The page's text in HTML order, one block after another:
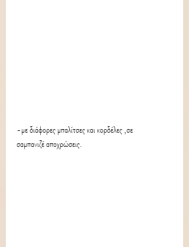
-με διάφορες μπαλίτσες και κορδέλες ,σε
σαμπανιζέ αποχρώσεις.